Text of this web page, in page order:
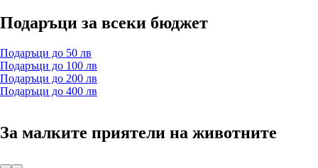
Подаръци за всеки бюджет
Подаръци до 50 лв
Подаръци до 100 лв
Подаръци до 200 лв
Подаръци до 400 лв
За малките приятели на животните